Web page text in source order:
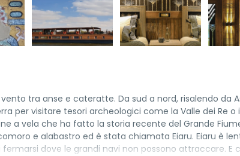
tra anse e cateratte. Da sud a nord, risalendo da
per visitare tesori archeologici come la Valle dei Re o
a vela che ha fatto la storia recente del Grande
e alabastro ed è stata chiamata Eiaru. Eiaru è
dove le grandi navi non possono attraccare. E